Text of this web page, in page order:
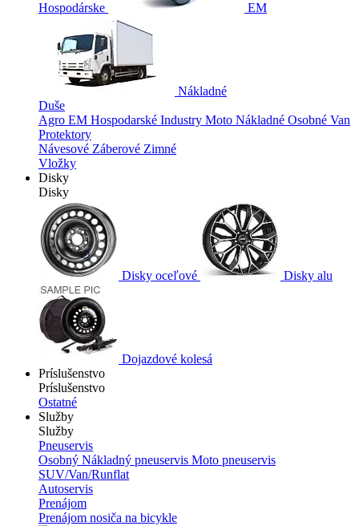
Hospodárske EM
Nákladné
Duše
Agro EM Hospodarské Industry Moto Nákladné Osobné Van
Protektory
Návesové Záberové Zimné
Vložky
Disky
Disky
Disky oceľové Disky alu
Dojazdové kolesá
Príslušenstvo
Príslušenstvo
Ostatné
Služby
Služby
Pneuservis
Osobný Nákladný pneuservis Moto pneuservis
SUV/Van/Runflat
Autoservis
Prenájom
Prenájom nosiča na bicykle